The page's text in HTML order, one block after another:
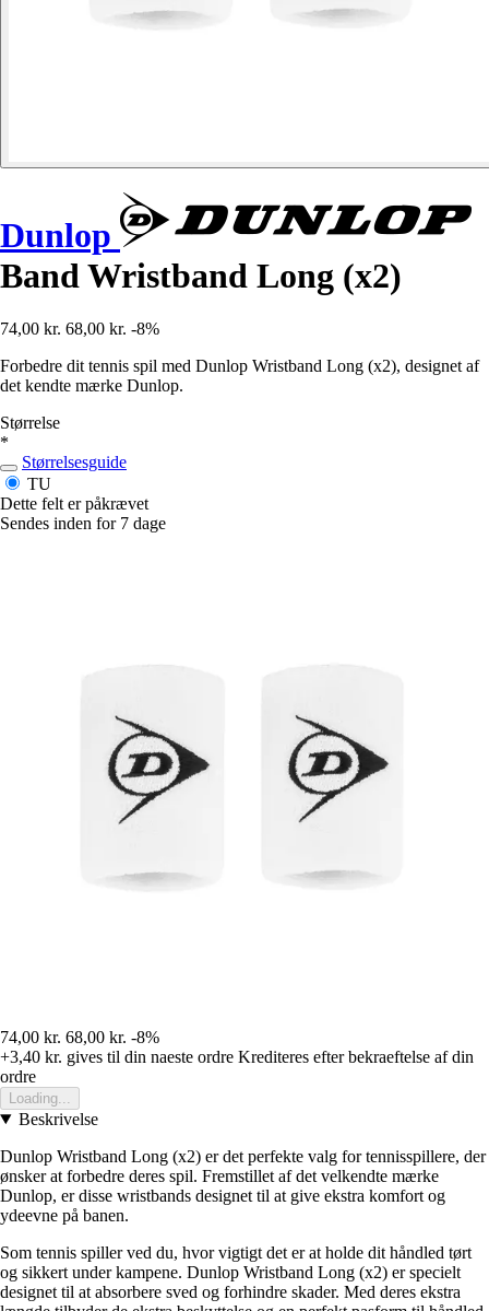
Dunlop
Band Wristband Long (x2)
74,00 kr. 68,00 kr. -8%
Forbedre dit tennis spil med Dunlop Wristband Long (x2), designet af
det kendte mærke Dunlop.
Størrelse
*
Størrelsesguide
TU
Dette felt er påkrævet
Sendes inden for 7 dage
74,00 kr. 68,00 kr. -8%
+3,40 kr. gives til din naeste ordre Krediteres efter bekraeftelse af din
ordre
Loading...
Beskrivelse
Dunlop Wristband Long (x2) er det perfekte valg for tennisspillere, der
ønsker at forbedre deres spil. Fremstillet af det velkendte mærke
Dunlop, er disse wristbands designet til at give ekstra komfort og
ydeevne på banen.
Som tennis spiller ved du, hvor vigtigt det er at holde dit håndled tørt
og sikkert under kampene. Dunlop Wristband Long (x2) er specielt
designet til at absorbere sved og forhindre skader. Med deres ekstra